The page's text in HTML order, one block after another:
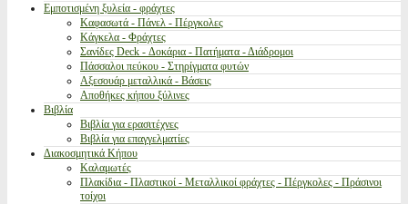
Εμποτισμένη ξυλεία - φράχτες
Καφασωτά - Πάνελ - Πέργκολες
Κάγκελα - Φράχτες
Σανίδες Deck - Δοκάρια - Πατήματα - Διάδρομοι
Πάσσαλοι πεύκου - Στηρίγματα φυτών
Αξεσουάρ μεταλλικά - Βάσεις
Αποθήκες κήπου ξύλινες
Βιβλία
Βιβλία για ερασιτέχνες
Βιβλία για επαγγελματίες
Διακοσμητικά Κήπου
Καλαμωτές
Πλακίδια - Πλαστικοί - Μεταλλικοί φράχτες - Πέργκολες - Πράσινοι
τοίχοι